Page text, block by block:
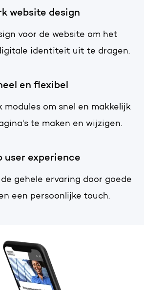
uit je HubSpot licentie
website design
voor de website om het
identiteit uit te dragen.
en flexibel
modules om snel en makkelijk
te maken en wijzigen.
user experience
de gehele ervaring door goede
een persoonlijke touch.